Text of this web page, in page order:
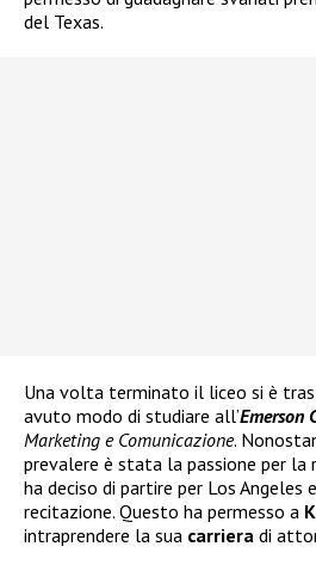
del Texas.
Una volta terminato il liceo si è
avuto modo di studiare all’Emerson
Marketing e Comunicazione.
prevalere è stata la passione per la
ha deciso di partire per Los Angeles
recitazione. Questo ha permesso a
intraprendere la sua carriera di